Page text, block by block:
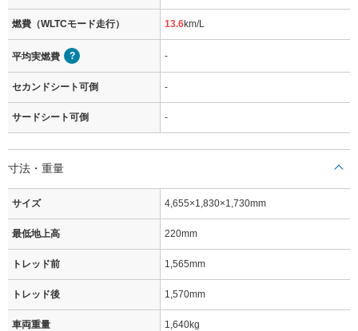
燃費（WLTCモード走行） 13.6km/L
平均実燃費 -
セカンドシート可倒 -
サードシート可倒 -
寸法・重量
サイズ 4,655×1,830×1,730mm
最低地上高 220mm
トレッド前 1,565mm
トレッド後 1,570mm
車両重量 1,640kg